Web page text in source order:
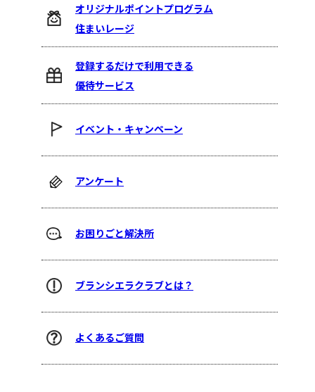
オリジナルポイントプログラム
住まいレージ
登録するだけで利用できる
優待サービス
イベント・キャンペーン
アンケート
お困りごと解決所
ブランシエラクラブとは？
よくあるご質問